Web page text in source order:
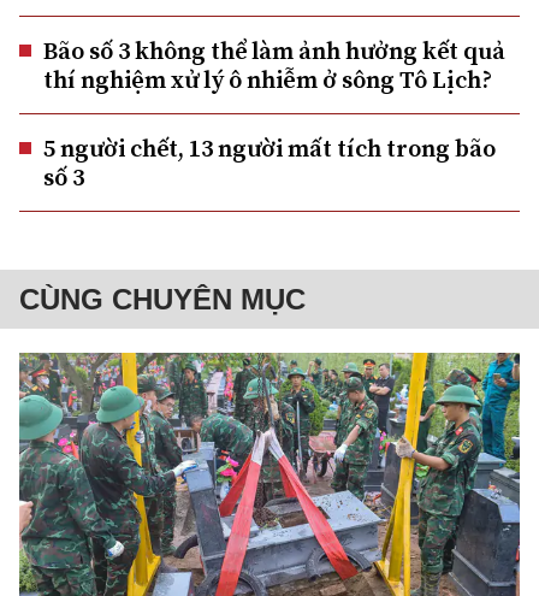
Bão số 3 không thể làm ảnh hưởng kết quả
thí nghiệm xử lý ô nhiễm ở sông Tô Lịch?
5 người chết, 13 người mất tích trong bão
số 3
CÙNG CHUYÊN MỤC